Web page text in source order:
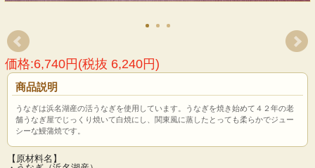
価格:6,740円(税抜 6,240円)
商品説明
うなぎは浜名湖産の活うなぎを使用しています。うなぎを焼き始めて４２年の老
舗うなぎ屋でじっくり焼いて白焼にし、関東風に蒸したとっても柔らかでジュー
シーな鰻蒲焼です。
【原材料名】